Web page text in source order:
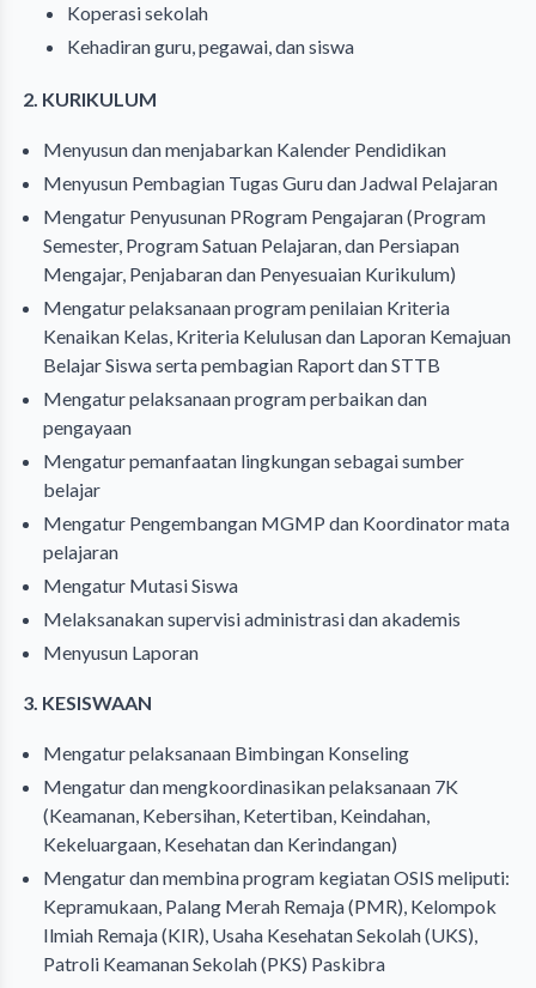
Koperasi sekolah
Kehadiran guru, pegawai, dan siswa
2. KURIKULUM
Menyusun dan menjabarkan Kalender Pendidikan
Menyusun Pembagian Tugas Guru dan Jadwal Pelajaran
Mengatur Penyusunan PRogram Pengajaran (Program
Semester, Program Satuan Pelajaran, dan Persiapan
Mengajar, Penjabaran dan Penyesuaian Kurikulum)
Mengatur pelaksanaan program penilaian Kriteria
Kenaikan Kelas, Kriteria Kelulusan dan Laporan Kemajuan
Belajar Siswa serta pembagian Raport dan STTB
Mengatur pelaksanaan program perbaikan dan
pengayaan
Mengatur pemanfaatan lingkungan sebagai sumber
belajar
Mengatur Pengembangan MGMP dan Koordinator mata
pelajaran
Mengatur Mutasi Siswa
Melaksanakan supervisi administrasi dan akademis
Menyusun Laporan
3. KESISWAAN
Mengatur pelaksanaan Bimbingan Konseling
Mengatur dan mengkoordinasikan pelaksanaan 7K
(Keamanan, Kebersihan, Ketertiban, Keindahan,
Kekeluargaan, Kesehatan dan Kerindangan)
Mengatur dan membina program kegiatan OSIS meliputi:
Kepramukaan, Palang Merah Remaja (PMR), Kelompok
Ilmiah Remaja (KIR), Usaha Kesehatan Sekolah (UKS),
Patroli Keamanan Sekolah (PKS) Paskibra